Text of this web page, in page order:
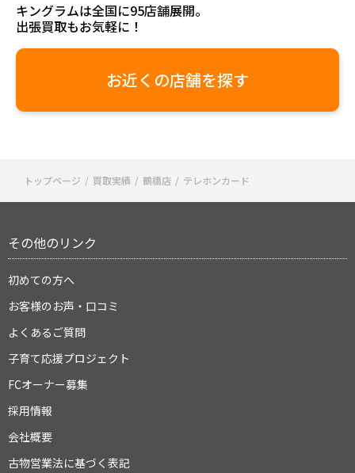
キングラムは全国に95店舗展開。
出張買取もお気軽に！
お近くの店舗を探す
トップページ 買取実績 鶴橋店 テレホンカード
その他のリンク
初めての方へ
お客様のお声・口コミ
よくあるご質問
子育て応援プロジェクト
FCオーナー募集
採用情報
会社概要
古物営業法に基づく表記